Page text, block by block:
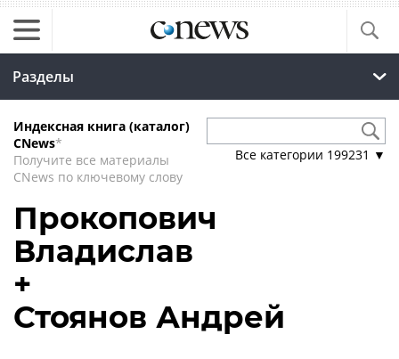
Разделы
Индексная книга (каталог)
CNews*
Получите все материалы
CNews по ключевому слову
Все категории 199231 ▼
Прокопович
Владислав
+
Стоянов Андрей